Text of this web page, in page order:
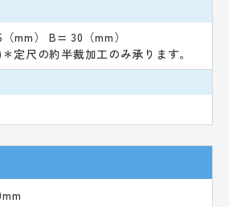
mm） B= 30（mm）
定尺の約半裁加工のみ承ります。